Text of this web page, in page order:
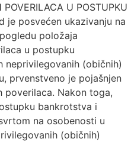
U POSTUPKU
je posvećen ukazivanju na
položaja
u postupku
neprivilegovanih (običnih)
prvenstveno je pojašnjen
poverilaca. Nakon toga,
bankrotstva i
na osobenosti u
(običnih)